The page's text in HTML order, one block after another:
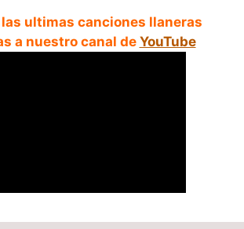
las ultimas canciones llaneras
a nuestro canal de YouTube